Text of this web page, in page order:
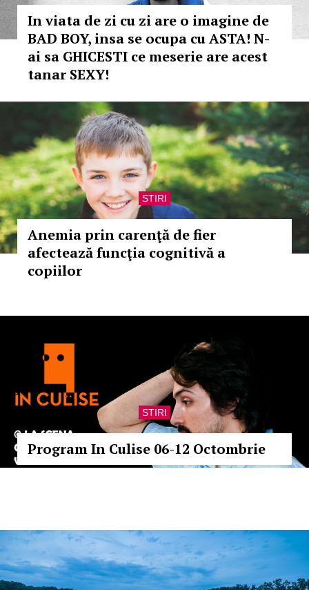
In viata de zi cu zi are o imagine de
BAD BOY, insa se ocupa cu ASTA! N-
ai sa GHICESTI ce meserie are acest
tanar SEXY!
STIRI
Anemia prin carenţă de fier
afectează funcţia cognitivă a
copiilor
STIRI
Program In Culise 06-12 Octombrie